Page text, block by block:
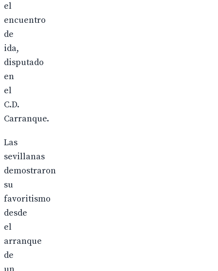
el
encuentro
de
ida,
disputado
en
el
C.D.
Carranque.
Las
sevillanas
demostraron
su
favoritismo
desde
el
arranque
de